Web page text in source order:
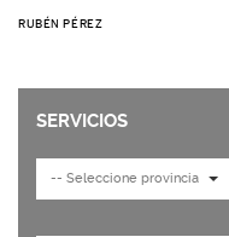
RUBÉN PÉREZ